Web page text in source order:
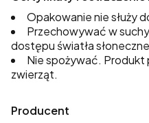
Opakowanie nie służy
Przechowywać w
dostępu światła
Nie spożywać. Produkt
zwierząt.
Producent